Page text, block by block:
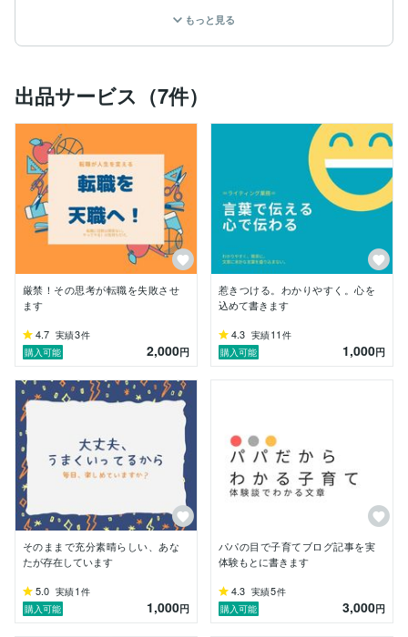
子育て、家計・お金、転職——
心から大切にしています。
・子育てに悩む親の気持ち
・将来への不安を抱えるお金の悩み
・転職に踏み切れない迷いと恐怖
こうした感情を丁寧にすくい上げ、
「自分のことだ」と思ってもらえる文章に仕上げます。
自分の得意を活かし
①テーマに合わせた文章作成・ライティング
②就職・転職、結婚・恋愛、子育て、人生についてなど
の各種お悩みのご相談
などを主なサービスとして
ご提供させていただきます。
【これまで作成したことのある記事内容例】
・人間関係やライフスタイルに関するライティング(50
00文字)
・転職経験を活かした転職実例談(3000文字)
・ブログ用記事の作成(3500文字)
・商品PR分の記事作成(1500文字)
・商品PR分を作成しSNSで発信(2000文字)
・子供との遊び方について(1500文字)
様々なお悩みなどのご相談もお受けしておりますの
お気軽にお尋ねください。
もっと見る
出品サービス（7件）
厳禁！その思考が転職を失敗させ
ます
4.7 実績3件
購入可能
2,000円
惹きつける。わかりやすく。心を
込めて書きます
4.3 実績11 件
購入可能
1,000円
そのままで充分素晴らしい、あな
たが存在しています
5.0 実績1 件
購入可能
1,000円
パパの目で子育てブログ記事を実
体験もとに書きます
4.3 実績5件
購入可能
3,000円